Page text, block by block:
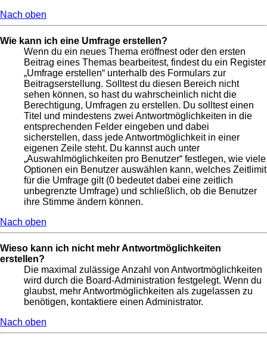
Nach oben
Wie kann ich eine Umfrage erstellen?
Wenn du ein neues Thema eröffnest oder den ersten
Beitrag eines Themas bearbeitest, findest du ein Register
„Umfrage erstellen“ unterhalb des Formulars zur
Beitragserstellung. Solltest du diesen Bereich nicht
sehen können, so hast du wahrscheinlich nicht die
Berechtigung, Umfragen zu erstellen. Du solltest einen
Titel und mindestens zwei Antwortmöglichkeiten in die
entsprechenden Felder eingeben und dabei
sicherstellen, dass jede Antwortmöglichkeit in einer
eigenen Zeile steht. Du kannst auch unter
„Auswahlmöglichkeiten pro Benutzer“ festlegen, wie viele
Optionen ein Benutzer auswählen kann, welches Zeitlimit
für die Umfrage gilt (0 bedeutet dabei eine zeitlich
unbegrenzte Umfrage) und schließlich, ob die Benutzer
ihre Stimme ändern können.
Nach oben
Wieso kann ich nicht mehr Antwortmöglichkeiten
erstellen?
Die maximal zulässige Anzahl von Antwortmöglichkeiten
wird durch die Board-Administration festgelegt. Wenn du
glaubst, mehr Antwortmöglichkeiten als zugelassen zu
benötigen, kontaktiere einen Administrator.
Nach oben